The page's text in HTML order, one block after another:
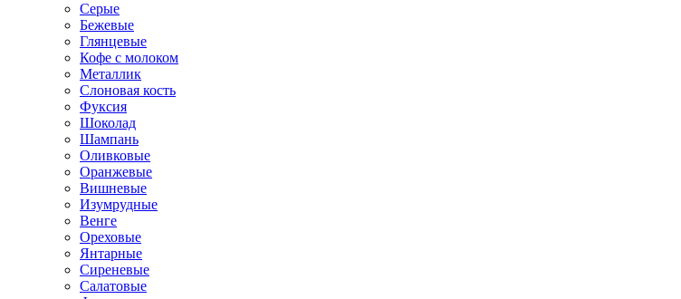
Серые
Бежевые
Глянцевые
Кофе с молоком
Металлик
Слоновая кость
Фуксия
Шоколад
Шампань
Оливковые
Оранжевые
Вишневые
Изумрудные
Венге
Ореховые
Янтарные
Сиреневые
Салатовые